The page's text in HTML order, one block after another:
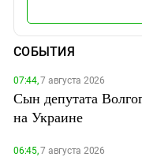
СОБЫТИЯ
07:44,7 августа 2026
Сын депутата
на Украине
06:45,7 августа 2026